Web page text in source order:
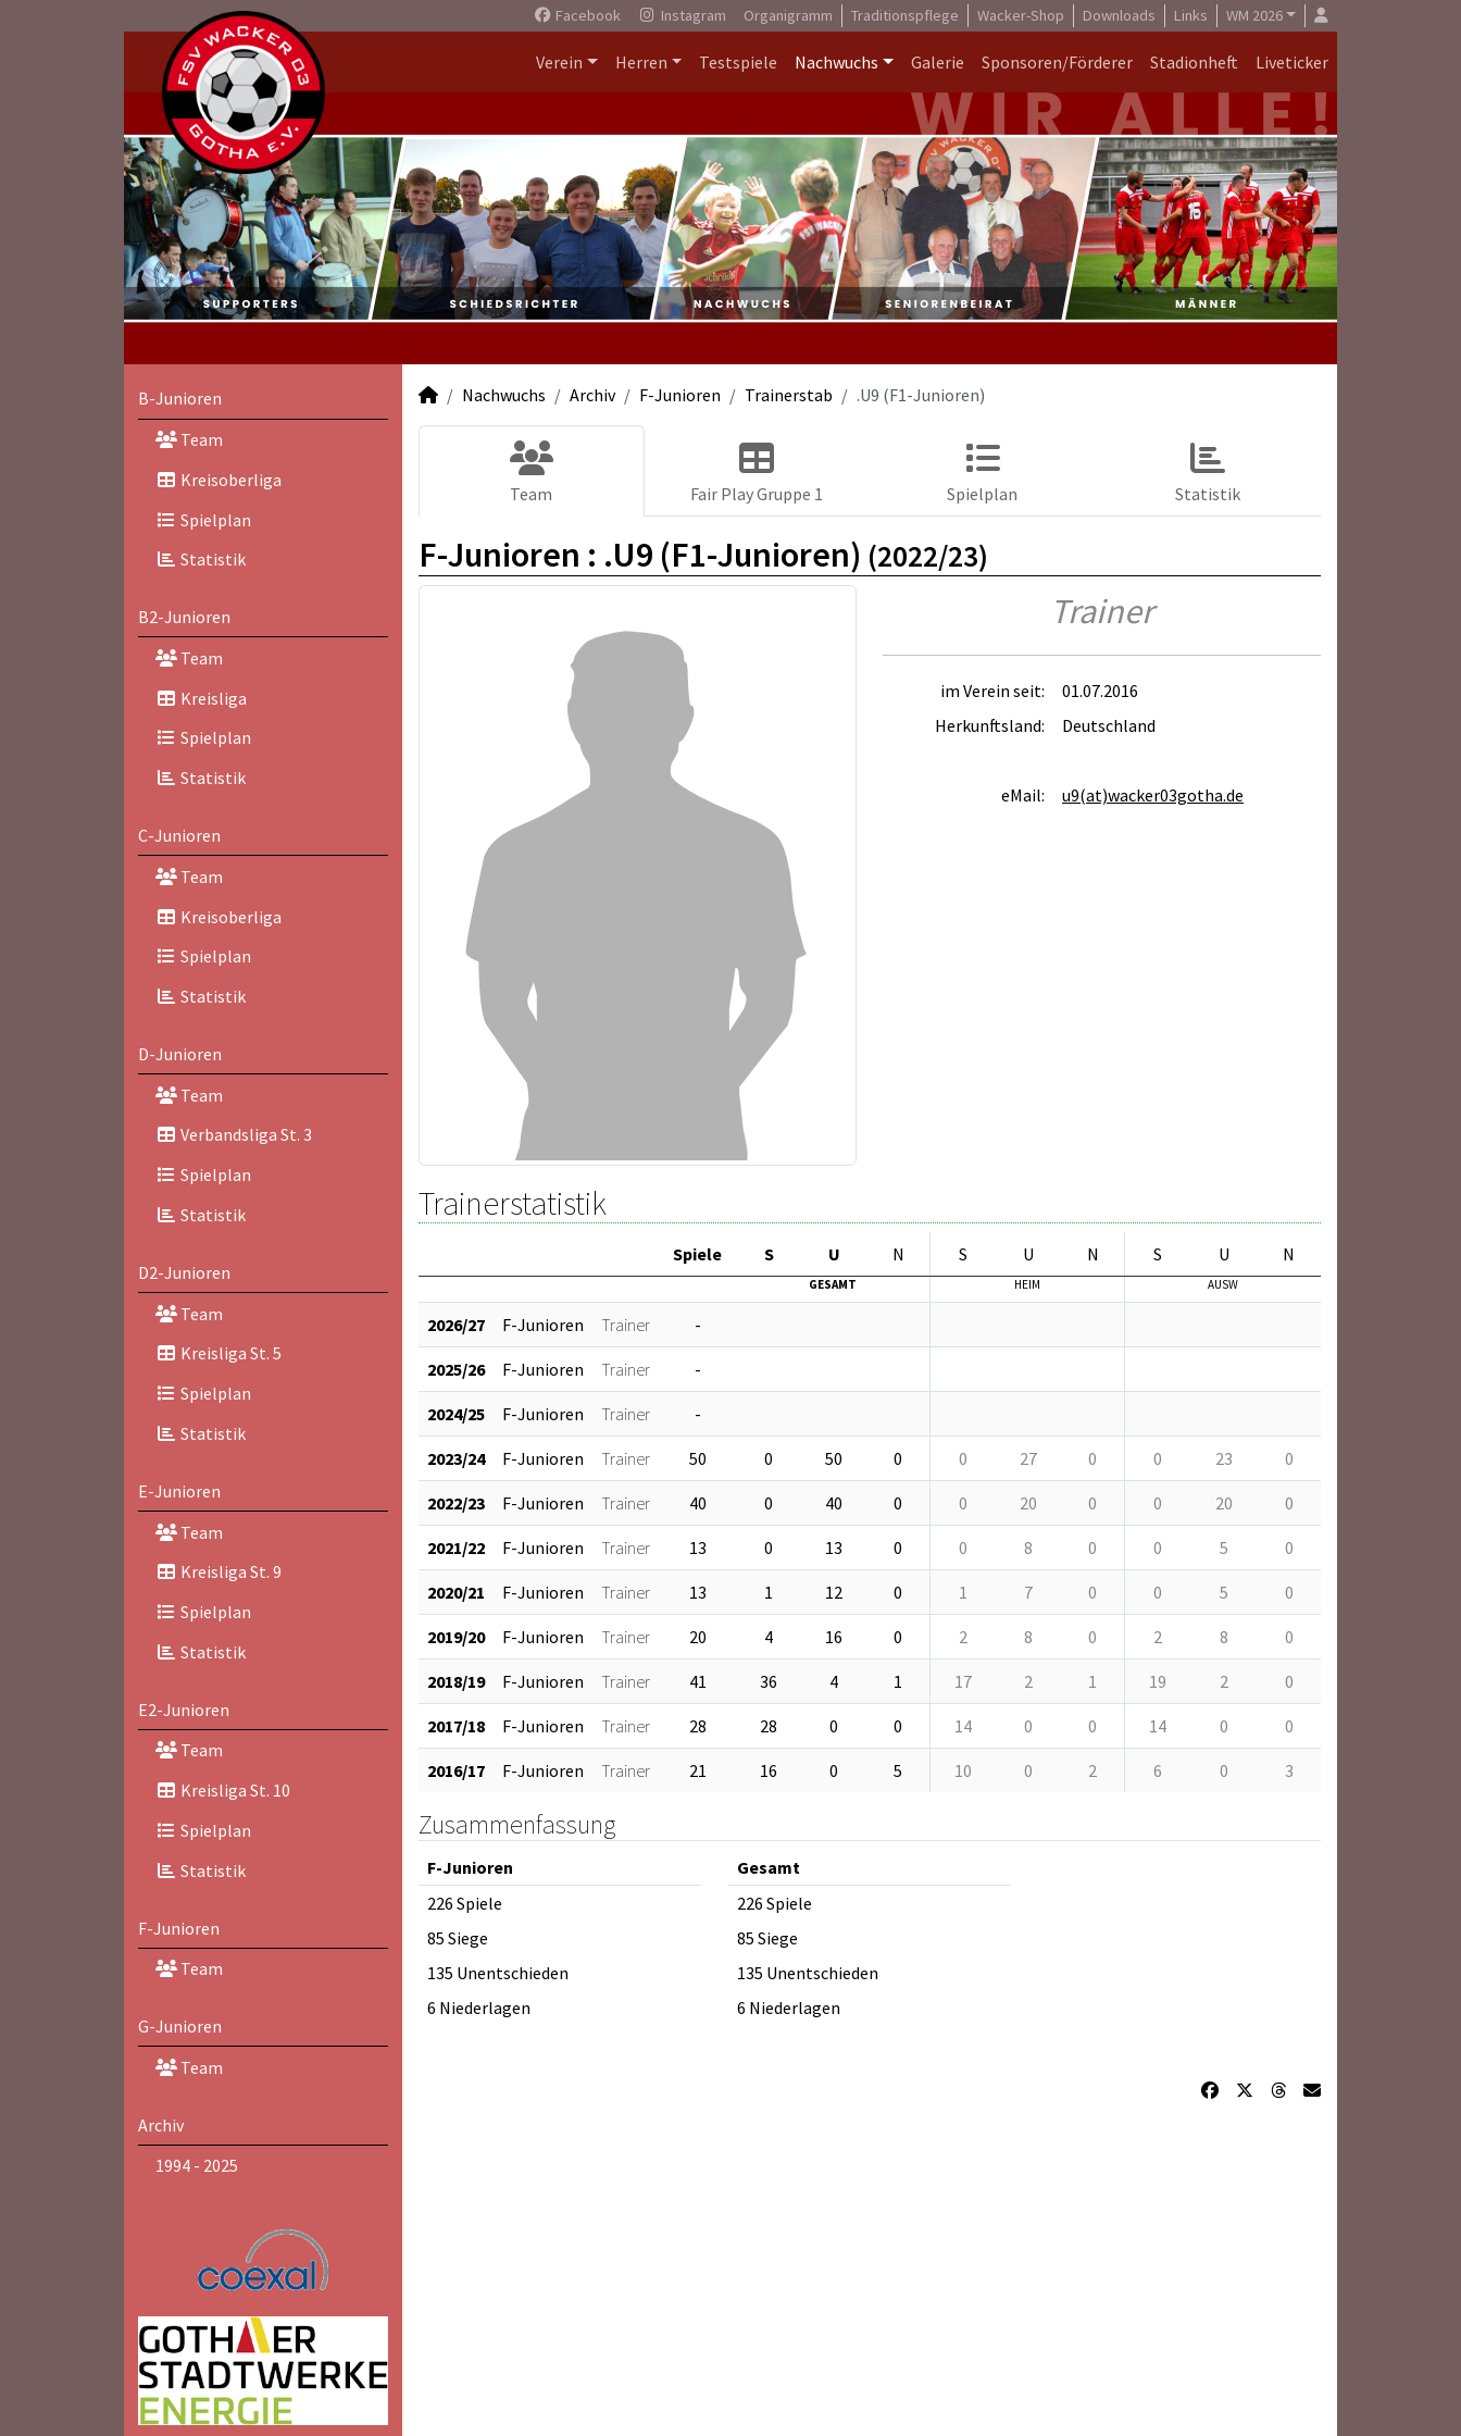
Facebook Instagram Organigramm Traditionspflege Wacker-Shop Downloads Links WM 2026
Verein Herren Testspiele Nachwuchs Galerie Sponsoren/Förderer Stadionheft Liveticker
B-Junioren
Team
Kreisoberliga
Spielplan
Statistik
B2-Junioren
Team
Kreisliga
Spielplan
Statistik
C-Junioren
Team
Kreisoberliga
Spielplan
Statistik
D-Junioren
Team
Verbandsliga St. 3
Spielplan
Statistik
D2-Junioren
Team
Kreisliga St. 5
Spielplan
Statistik
E-Junioren
Team
Kreisliga St. 9
Spielplan
Statistik
E2-Junioren
Team
Kreisliga St. 10
Spielplan
Statistik
F-Junioren
Team
G-Junioren
Team
Archiv
1994 - 2025
Nachwuchs Archiv F-Junioren Trainerstab .U9 (F1-Junioren)
Team Fair Play Gruppe 1 Spielplan Statistik
F-Junioren : .U9 (F1-Junioren) (2022/23)
Trainer
im Verein seit:
01.07.2016
Herkunftsland:
Deutschland
eMail: u9(at)wacker03gotha.de
Trainerstatistik
Spiele S U N S U N S U N
GESAMT HEIM AUSW
2026/27 F-Junioren Trainer -
2025/26 F-Junioren Trainer -
2024/25 F-Junioren Trainer -
2023/24 F-Junioren Trainer 50 0 50 0 0 27 0 0 23 0
2022/23 F-Junioren Trainer 40 0 40 0 0 20 0 0 20 0
2021/22 F-Junioren Trainer 13 0 13 0 0 8 0 0 5 0
2020/21 F-Junioren Trainer 13 1 12 0 1 7 0 0 5 0
2019/20 F-Junioren Trainer 20 4 16 0 2 8 0 2 8 0
2018/19 F-Junioren Trainer 41 36 4 1 17 2 1 19 2 0
2017/18 F-Junioren Trainer 28 28 0 0 14 0 0 14 0 0
2016/17 F-Junioren Trainer 21 16 0 5 10 0 2 6 0 3
Zusammenfassung
F-Junioren
226 Spiele
85 Siege
135 Unentschieden
6 Niederlagen
Gesamt
226 Spiele
85 Siege
135 Unentschieden
6 Niederlagen